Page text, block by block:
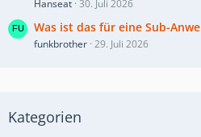
Hanseat 30. Juli 2026
Was ist das für eine Sub-
funkbrother 29. Juli 2026
Kategorien